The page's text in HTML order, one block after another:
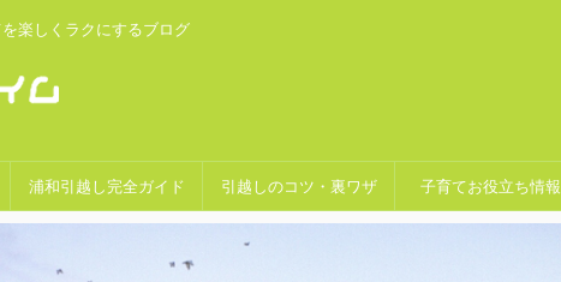
楽しくラクにするブログ
浦和引越し完全ガイド 引越しのコツ・裏ワザ 子育てお役立ち情報